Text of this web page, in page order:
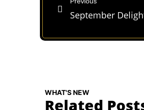
September
WHAT'S NEW
Related